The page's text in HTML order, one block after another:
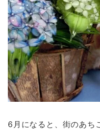
6月になると、街のあち